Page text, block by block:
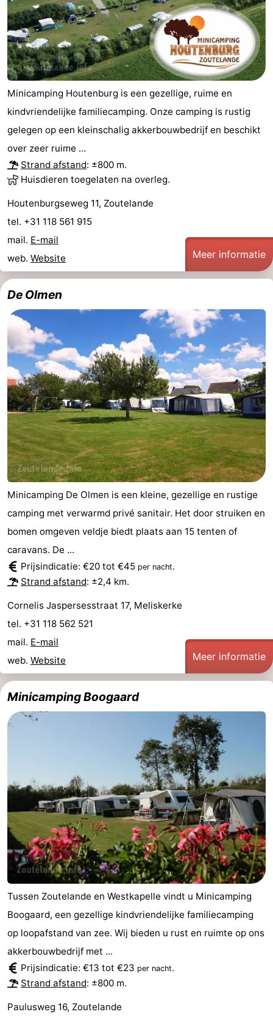
Minicamping Houtenburg is een gezellige, ruime en
kindvriendelijke familiecamping. Onze camping is rustig
gelegen op een kleinschalig akkerbouwbedrijf en beschikt
over zeer ruime ...
Strand afstand: ±800 m.
Huisdieren toegelaten na overleg.
Houtenburgseweg 11, Zoutelande
tel. +31 118 561 915
mail. E-mail
web. Website Meer informatie
De Olmen
Minicamping De Olmen is een kleine, gezellige en rustige
camping met verwarmd privé sanitair. Het door struiken en
bomen omgeven veldje biedt plaats aan 15 tenten of
caravans. De ...
Prijsindicatie: €20 tot €45 per nacht.
Strand afstand: ±2,4 km.
Cornelis Jaspersesstraat 17, Meliskerke
tel. +31 118 562 521
mail. E-mail
web. Website Meer informatie
Minicamping Boogaard
Tussen Zoutelande en Westkapelle vindt u Minicamping
Boogaard, een gezellige kindvriendelijke familiecamping
op loopafstand van zee. Wij bieden u rust en ruimte op ons
akkerbouwbedrijf met ...
Prijsindicatie: €13 tot €23 per nacht.
Strand afstand: ±800 m.
Paulusweg 16, Zoutelande